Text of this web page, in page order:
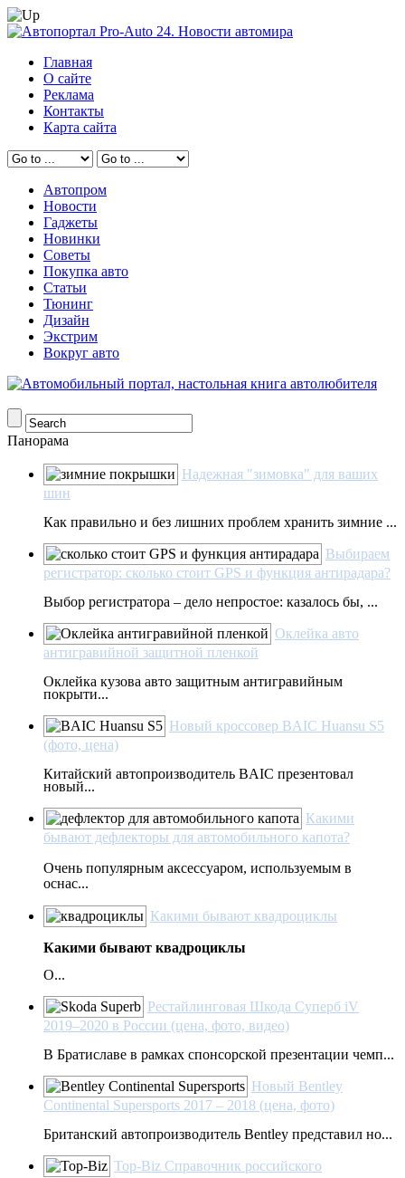
Главная
О сайте
Реклама
Контакты
Карта сайта
Автопром
Новости
Гаджеты
Новинки
Советы
Покупка авто
Статьи
Тюнинг
Дизайн
Экстрим
Вокруг авто
Панорама
Надежная "зимовка" для ваших
шин
Как правильно и без лишних проблем хранить зимние ...
Выбираем
регистратор: сколько стоит GPS и функция антирадара?
Выбор регистратора – дело непростое: казалось бы, ...
Оклейка авто
антигравийной защитной пленкой
Оклейка кузова авто защитным антигравийным
покрыти...
Новый кроссовер BAIC Huansu S5
(фото, цена)
Китайский автопроизводитель BAIC презентовал
новый...
Какими
бывают дефлекторы для автомобильного капота?
Очень популярным аксессуаром, используемым в
оснас...
Какими бывают квадроциклы
Какими бывают квадроциклы
О...
Рестайлинговая Шкода Суперб iV
2019–2020 в России (цена, фото, видео)
В Братиславе в рамках спонсорской презентации чемп...
Новый Bentley
Continental Supersports 2017 – 2018 (цена, фото)
Британский автопроизводитель Bentley представил но...
Top-Biz Справочник российского